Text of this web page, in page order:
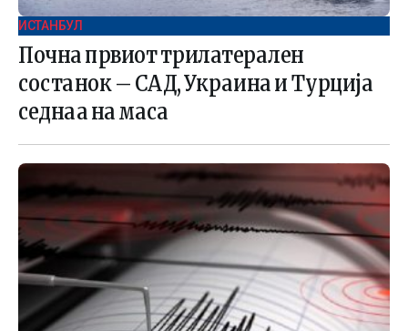
ИСТАНБУЛ
Почна првиот трилатерален
состанок – САД, Украина и Турција
седнаа на маса